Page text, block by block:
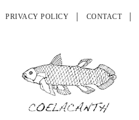
PRIVACY POLICY CONTACT